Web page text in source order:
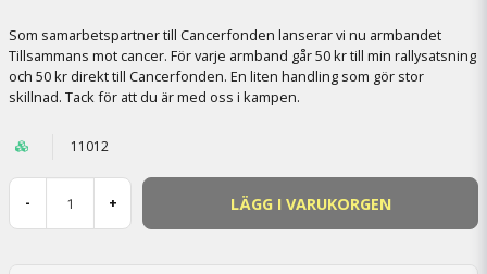
Som samarbetspartner till Cancerfonden lanserar vi nu armbandet
Tillsammans mot cancer. För varje armband går 50 kr till min rallysatsning
och 50 kr direkt till Cancerfonden. En liten handling som gör stor
skillnad. Tack för att du är med oss i kampen.
11012
- + LÄGG I VARUKORGEN